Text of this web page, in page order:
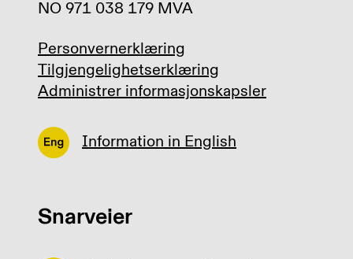
NO 971 038 179 MVA
Personvernerklæring
Tilgjengelighetserklæring
Administrer informasjonskapsler
Information in English
Snarveier